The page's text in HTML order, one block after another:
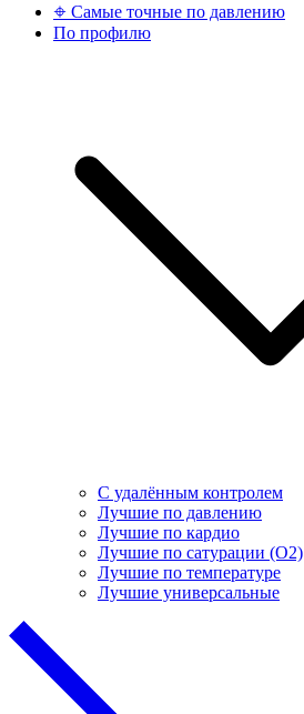
𖦏 Самые точные по давлению
По профилю
С удалённым контролем
Лучшие по давлению
Лучшие по кардио
Лучшие по сатурации (О2)
Лучшие по температуре
Лучшие универсальные